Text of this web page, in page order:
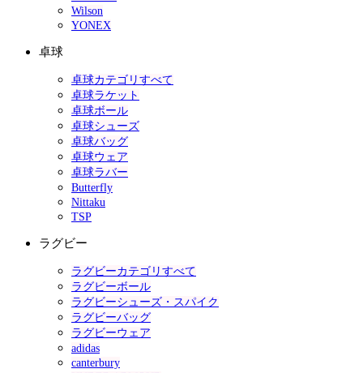
Wilson
YONEX
卓球
卓球カテゴリすべて
卓球ラケット
卓球ボール
卓球シューズ
卓球バッグ
卓球ウェア
卓球ラバー
Butterfly
Nittaku
TSP
ラグビー
ラグビーカテゴリすべて
ラグビーボール
ラグビーシューズ・スパイク
ラグビーバッグ
ラグビーウェア
adidas
canterbury